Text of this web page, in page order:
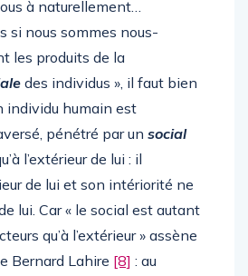
à naturellement…
si nous sommes nous-
les produits de la
des individus », il faut bien
individu humain est
pénétré par un social
l’extérieur de lui : il
de lui et son intériorité ne
lui. Car « le social est autant
qu’à l’extérieur » assène
Bernard Lahire [8] : au